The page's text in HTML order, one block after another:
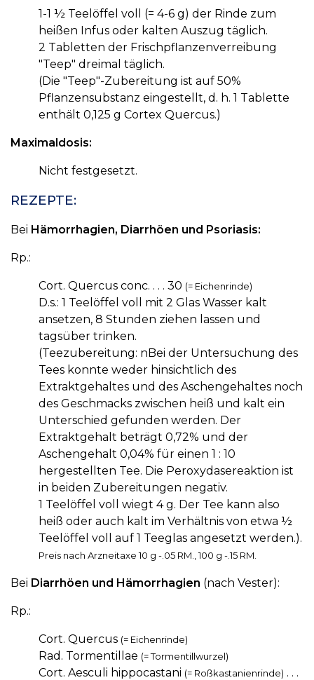
1-1 ½ Teelöffel voll (= 4-6 g) der Rinde zum
heißen Infus oder kalten Auszug täglich.
2 Tabletten der Frischpflanzenverreibung
"Teep" dreimal täglich.
(Die "Teep"-Zubereitung ist auf 50%
Pflanzensubstanz eingestellt, d. h. 1 Tablette
enthält 0,125 g Cortex Quercus.)
Maximaldosis:
Nicht festgesetzt.
REZEPTE:
Bei Hämorrhagien, Diarrhöen und Psoriasis:
Rp.:
Cort. Quercus conc. . . . 30 (= Eichenrinde)
D.s.: 1 Teelöffel voll mit 2 Glas Wasser kalt
ansetzen, 8 Stunden ziehen lassen und
tagsüber trinken.
(Teezubereitung: nBei der Untersuchung des
Tees konnte weder hinsichtlich des
Extraktgehaltes und des Aschengehaltes noch
des Geschmacks zwischen heiß und kalt ein
Unterschied gefunden werden. Der
Extraktgehalt beträgt 0,72% und der
Aschengehalt 0,04% für einen 1 : 10
hergestellten Tee. Die Peroxydasereaktion ist
in beiden Zubereitungen negativ.
1 Teelöffel voll wiegt 4 g. Der Tee kann also
heiß oder auch kalt im Verhältnis von etwa ½
Teelöffel voll auf 1 Teeglas angesetzt werden.).
Preis nach Arzneitaxe 10 g -.05 RM., 100 g -.15 RM.
Bei Diarrhöen und Hämorrhagien (nach Vester):
Rp.:
Cort. Quercus (= Eichenrinde)
Rad. Tormentillae (= Tormentillwurzel)
Cort. Aesculi hippocastani (= Roßkastanienrinde) . . .